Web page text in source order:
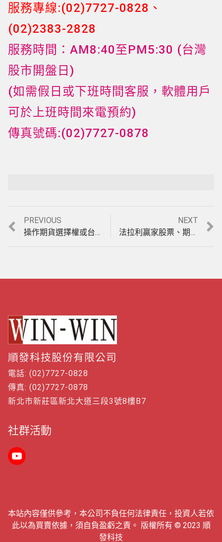
服務專線:(02)7727-0828、
(02)2383-2828
服務時間：AM8:40至PM5:30 (台灣
股市開盤日)
(如需假日或下班時間客服，軟體用戶
可於上班時間來電預約)
傳真號碼:(02)7727-0878
文
PREVIOUS
Previous
post:
操作期貨選擇權或台指期貨波段，教您空最高買最低賺最多的方法EP.2，台指期貨【天地波段指標】。(1090930)
NEXT
post:
法拉利贏家股票、期貨軟體如何使用手機或平板即時看盤EP.2，GOOGLE CHROME桌面遠端介紹。(1090930)
順發科技股份有限公司
電話: (02)7727-0828
傳真: (02)7727-0878
新北市新莊區新北大道三段3號8樓B7
社群活動
本站內容僅供參考，本公司不負任何法律責任，投資人若依
此以為買賣依據，須自負盈虧之責。 版權所有 © 2023 順
發科技